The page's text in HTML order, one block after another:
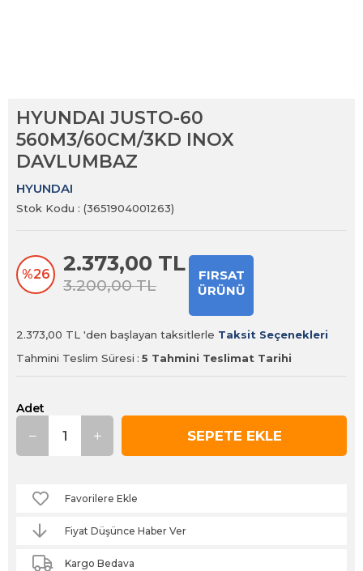
HYUNDAI JUSTO-60
560M3/60CM/3KD INOX
DAVLUMBAZ
HYUNDAI
Stok Kodu (3651904001263)
%26 2.373,00 TL
3.200,00 TL
FIRSAT
ÜRÜNÜ
2.373,00 TL 'den başlayan taksitlerle Taksit Seçenekleri
Tahmini Teslim Süresi : 5 Tahmini Teslimat Tarihi
Adet
Favorilere Ekle
Fiyat Düşünce Haber Ver
Kargo Bedava